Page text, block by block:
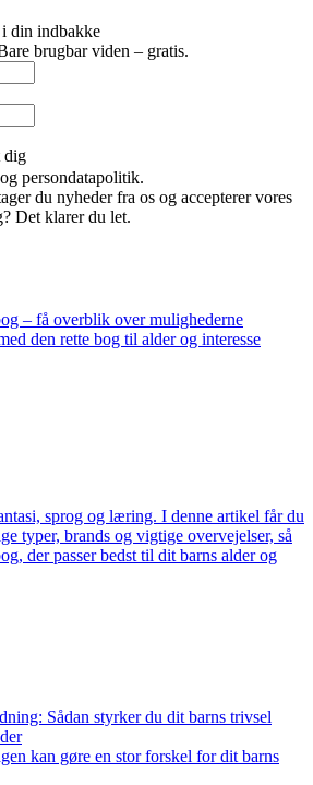
din indbakke
brugbar viden – gratis.
dig
persondatapolitik.
du nyheder fra os og accepterer vores
Det klarer du let.
– få overblik over mulighederne
den rette bog til alder og interesse
sprog og læring. I denne artikel får du
typer, brands og vigtige overvejelser, så
der passer bedst til dit barns alder og
Sådan styrker du dit barns trivsel
kan gøre en stor forskel for dit barns